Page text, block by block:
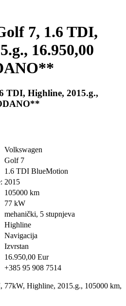
7, 1.6 TDI,
16.950,00
TDI, Highline, 2015.g.,
Volkswagen
Golf 7
1.6 TDI BlueMotion
2015
105000 km
77 kW
mehanički, 5 stupnjeva
Highline
Navigacija
Izvrstan
16.950,00 Eur
+385 95 908 7514
Highline, 2015.g., 105000 km,